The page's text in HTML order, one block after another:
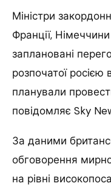
Міністри
Франції,
заплановані
розпочатої росією
планували
повідомляє Sky
За даними
обговорення
на рівні